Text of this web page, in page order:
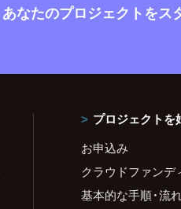
あなたのプロジェクトをス
プロジェクトを
お申込み
クラウドファンデ
基本的な手順・流